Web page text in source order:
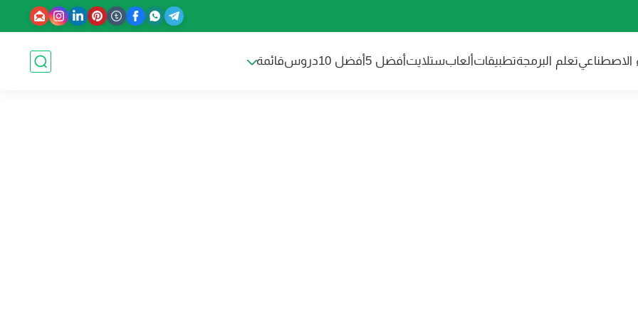
الاصطناعيتعلم البرمجةتطبيقاتألعابستلايتأفضل 5 أفضل 10 دروسقائمة